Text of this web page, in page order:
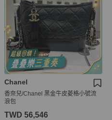
Chanel
香奈兒/Chanel 黑金牛皮菱格小號流
浪包
TWD 56,546